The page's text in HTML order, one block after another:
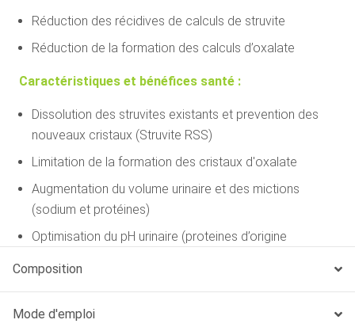
Réduction des récidives de calculs de struvite
Réduction de la formation des calculs d’oxalate
Caractéristiques et bénéfices santé :
Dissolution des struvites existants et prevention des
nouveaux cristaux (Struvite RSS)
Limitation de la formation des cristaux d'oxalate
Augmentation du volume urinaire et des mictions
(sodium et protéines)
Optimisation du pH urinaire (proteines d’origine
Composition
Mode d'emploi